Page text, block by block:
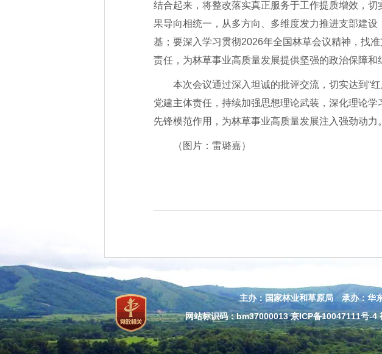
结合起来，将整改落实真正服务于工作提质增效，
果导向相统一，从多方向、多维度发力推进支部建
基；要深入学习贯彻2026年全国林草会议精神，找
责任，为林草事业高质量发展提供坚强的政治保障和
本次会议通过深入坦诚的批评交流，切实达到“
党建主体责任，持续加强思想理论武装，深化理论
先锋模范作用，为林草事业高质量发展注入强劲动力
（图片：雷璐嘉）
主办：国家林业和草原局 承办：华
网站标识码：bm37000013京ICP备10047111号-4